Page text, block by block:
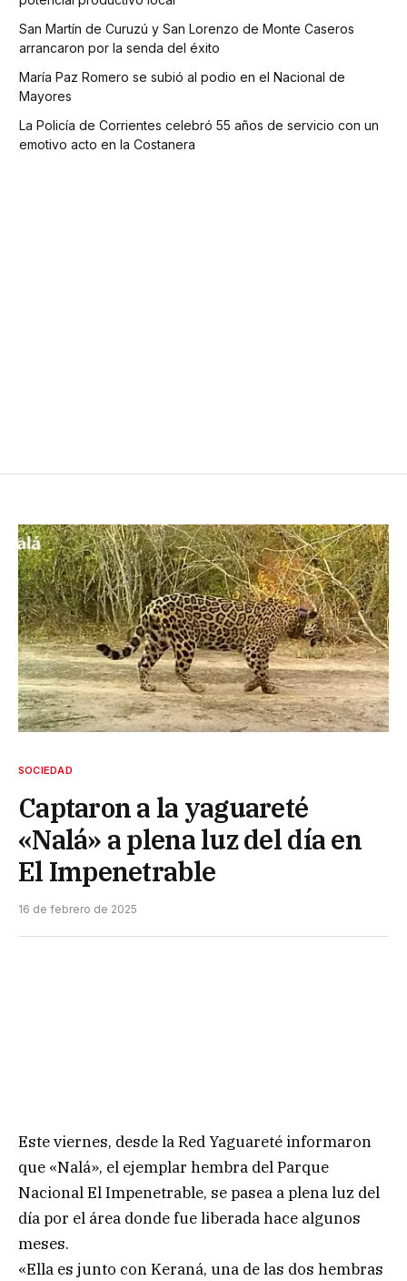
San Martín de Curuzú y San Lorenzo de Monte Caseros
arrancaron por la senda del éxito
María Paz Romero se subió al podio en el Nacional de
Mayores
La Policía de Corrientes celebró 55 años de servicio con un
emotivo acto en la Costanera
SOCIEDAD
Captaron a la yaguareté
«Nalá» a plena luz del día en
El Impenetrable
16 de febrero de 2025
Este viernes, desde la Red Yaguareté informaron
que «Nalá», el ejemplar hembra del Parque
Nacional El Impenetrable, se pasea a plena luz del
día por el área donde fue liberada hace algunos
meses.
«Ella es junto con Keraná, una de las dos hembras